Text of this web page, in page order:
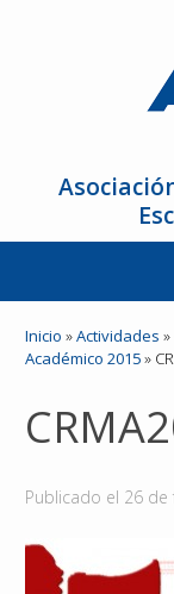
La ANFEI
Reconocimientos
Inicio »Actividades »
Académico 2015»
Publicado el 26 de